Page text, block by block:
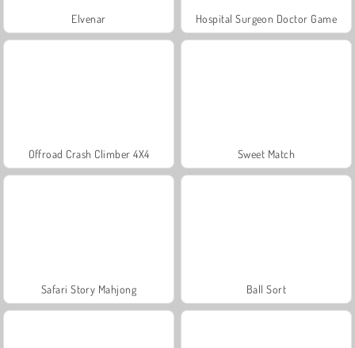
Elvenar Hospital Surgeon Doctor Game
Offroad Crash Climber 4X4 Sweet Match
Safari Story Mahjong Ball Sort